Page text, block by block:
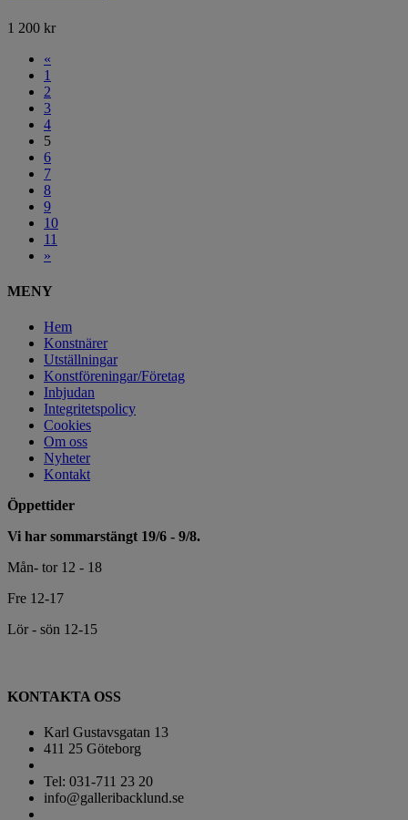
1 200 kr
«
1
2
3
4
5
6
7
8
9
10
11
»
MENY
Hem
Konstnärer
Utställningar
Konstföreningar/Företag
Inbjudan
Integritetspolicy
Cookies
Om oss
Nyheter
Kontakt
Öppettider
Vi har sommarstängt 19/6 - 9/8.
Mån- tor 12 - 18
Fre 12-17
Lör - sön 12-15
KONTAKTA OSS
Karl Gustavsgatan 13
411 25 Göteborg
Tel: 031-711 23 20
info@galleribacklund.se